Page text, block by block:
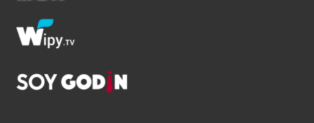
Crece el descontento por la falta de